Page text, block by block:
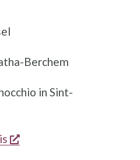
Berchem
in Sint-
opent een nieuw venster